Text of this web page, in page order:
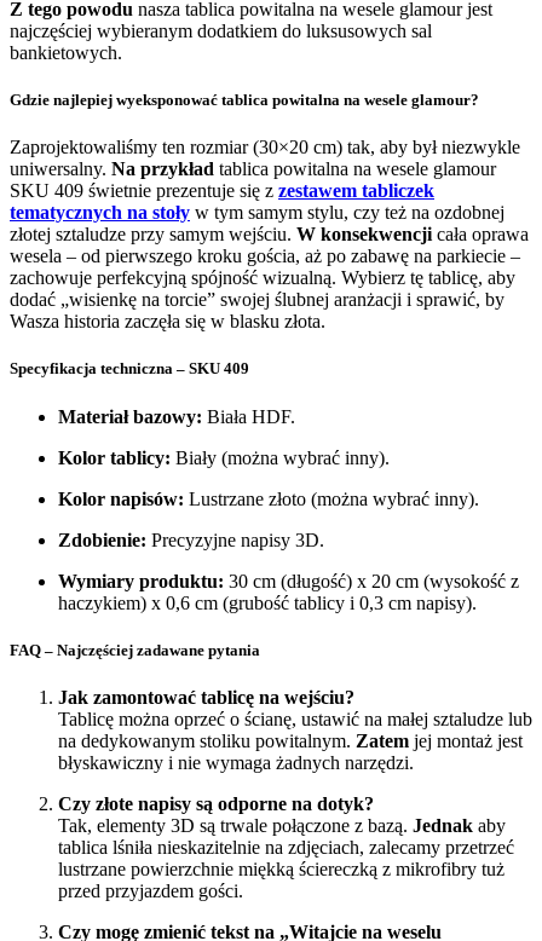
Z tego powodu nasza tablica powitalna na wesele glamour jest
najczęściej wybieranym dodatkiem do luksusowych sal
bankietowych.
Gdzie najlepiej wyeksponować tablica powitalna na wesele glamour?
Zaprojektowaliśmy ten rozmiar (30×20 cm) tak, aby był niezwykle
uniwersalny. Na przykład tablica powitalna na wesele glamour
SKU 409 świetnie prezentuje się z zestawem tabliczek
tematycznych na stoły w tym samym stylu, czy też na ozdobnej
złotej sztaludze przy samym wejściu. W konsekwencji cała oprawa
wesela – od pierwszego kroku gościa, aż po zabawę na parkiecie –
zachowuje perfekcyjną spójność wizualną. Wybierz tę tablicę, aby
dodać „wisienkę na torcie” swojej ślubnej aranżacji i sprawić, by
Wasza historia zaczęła się w blasku złota.
Specyfikacja techniczna – SKU 409
Materiał bazowy: Biała HDF.
Kolor tablicy: Biały (można wybrać inny).
Kolor napisów: Lustrzane złoto (można wybrać inny).
Zdobienie: Precyzyjne napisy 3D.
Wymiary produktu: 30 cm (długość) x 20 cm (wysokość z
haczykiem) x 0,6 cm (grubość tablicy i 0,3 cm napisy).
FAQ – Najczęściej zadawane pytania
Jak zamontować tablicę na wejściu?
Tablicę można oprzeć o ścianę, ustawić na małej sztaludze lub
na dedykowanym stoliku powitalnym. Zatem jej montaż jest
błyskawiczny i nie wymaga żadnych narzędzi.
Czy złote napisy są odporne na dotyk?
Tak, elementy 3D są trwale połączone z bazą. Jednak aby
tablica lśniła nieskazitelnie na zdjęciach, zalecamy przetrzeć
lustrzane powierzchnie miękką ściereczką z mikrofibry tuż
przed przyjazdem gości.
Czy mogę zmienić tekst na „Witajcie na weselu